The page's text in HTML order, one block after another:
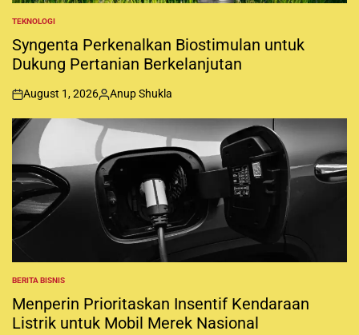
P
O
S
T
I
TEKNOLOGI
Syngenta Perkenalkan Biostimulan untuk
Dukung Pertanian Berkelanjutan
o
n
August 1, 2026
P
o
s
e
d
y
Anup Shukla
P
O
S
BERITA BISNIS
Menperin Prioritaskan Insentif Kendaraan
Listrik untuk Mobil Merek Nasional